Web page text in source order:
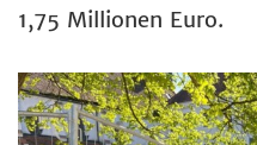
1,75 Millionen Euro.